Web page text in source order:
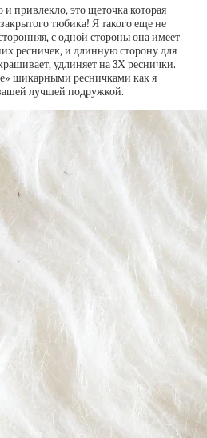
привлекло, это щеточка которая
тюбика! Я такого еще не
с одной стороны она имеет
ресничек, и длинную сторону для
удлиняет на 3Х реснички.
шикарными ресничками как я
лучшей подружкой.